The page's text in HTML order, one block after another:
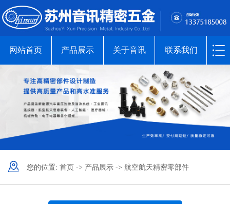
网站首页 产品展示 关于音讯 联系我们
您的位置: 首页 -> 产品展示 -> 航空航天精密零部件